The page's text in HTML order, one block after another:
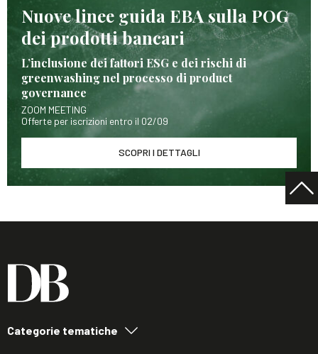
Nuove linee guida EBA sulla POG
dei prodotti bancari
L’inclusione dei fattori ESG e dei rischi di
greenwashing nel processo di product
governance
ZOOM MEETING
Offerte per iscrizioni entro il 02/09
SCOPRI I DETTAGLI
Categorie tematiche